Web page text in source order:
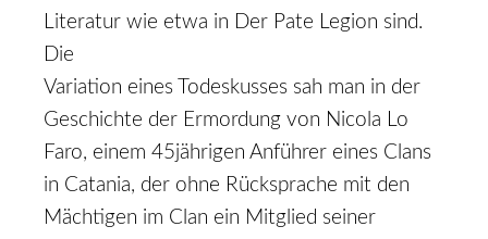
Literatur wie etwa in Der Pate Legion sind.
Die
Variation eines Todeskusses sah man in der
Geschichte der Ermordung von Nicola Lo
Faro, einem 45­jährigen Anführer eines Clans
in Catania, der ohne Rücksprache mit den
Mächtigen im Clan ein Mitglied seiner